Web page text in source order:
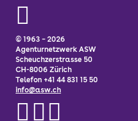
© 1963 – 2026
Agenturnetzwerk ASW
Scheuchzerstrasse 50
CH-8006 Zürich
Telefon +41 44 831 15 50
info@asw.ch